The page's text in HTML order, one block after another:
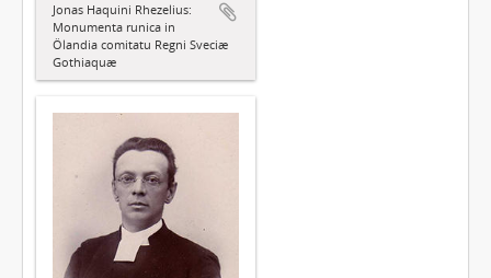
Jonas Haquini Rhezelius:
Monumenta runica in
Ölandia comitatu Regni Sveciæ
Gothiaquæ